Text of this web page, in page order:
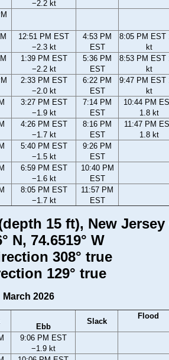
−2.2 kt
12:51 PM EST
−2.3 kt
4:53 PM
EST
8:05 PM EST
kt
1:39 PM EST
−2.2 kt
5:36 PM
EST
8:53 PM EST
kt
2:33 PM EST
−2.0 kt
6:22 PM
EST
9:47 PM EST
kt
3:27 PM EST
−1.9 kt
7:14 PM
EST
10:44 PM
1.8 kt
4:26 PM EST
−1.7 kt
8:16 PM
EST
11:47 PM
1.8 kt
5:40 PM EST
−1.5 kt
9:26 PM
EST
6:59 PM EST
−1.6 kt
10:40 PM
EST
8:05 PM EST
−1.7 kt
11:57 PM
EST
15 ft), New
N, 74.6519° W
308° true
129° true
March 2026
Ebb
Slack
Flood
9:06 PM EST
−1.9 kt